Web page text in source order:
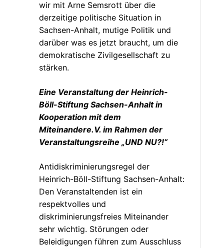
wir mit Arne Semsrott über die
derzeitige politische Situation in
Sachsen-Anhalt, mutige Politik und
darüber was es jetzt braucht, um die
demokratische Zivilgesellschaft zu
stärken.
Eine Veranstaltung der Heinrich-
Böll-Stiftung Sachsen-Anhalt in
Kooperation mit dem
Miteinandere.V. im Rahmen der
Veranstaltungsreihe „UND NU?!“
Antidiskriminierungsregel der
Heinrich-Böll-Stiftung Sachsen-Anhalt:
Den Veranstaltenden ist ein
respektvolles und
diskriminierungsfreies Miteinander
sehr wichtig. Störungen oder
Beleidigungen führen zum Ausschluss